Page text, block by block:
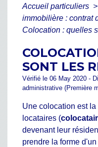
Accueil particuliers >
immobilière : contrat
Colocation : quelles
SONT LES
Vérifié le 06 May 2020 -
administrative (Première
Une colocation est
locataires (
devenant leur
prendre la forme